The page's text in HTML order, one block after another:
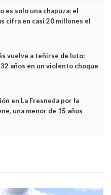
es solo una chapuza: el
cifra en casi 20 millones el
que no cabían por los
vuelve a teñirse de luto:
años en un violento choque
en La Fresneda por la
una menor de 15 años